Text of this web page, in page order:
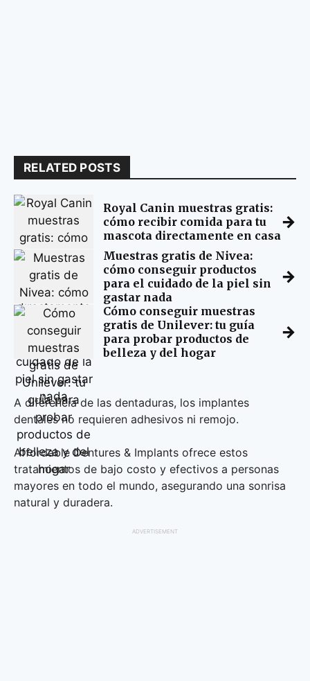
RELATED POSTS
Royal Canin muestras gratis:
cómo recibir comida para tu
mascota directamente en casa
→
Muestras gratis de Nivea:
cómo conseguir productos
para el cuidado de la piel sin
gastar nada
→
Cómo conseguir muestras
gratis de Unilever: tu guía
para probar productos de
belleza y del hogar
→
A diferencia de las dentaduras, los implantes
dentales no requieren adhesivos ni remojo.
Affordable Dentures & Implants ofrece estos
tratamientos de bajo costo y efectivos a personas
mayores en todo el mundo, asegurando una sonrisa
natural y duradera.
ADVERTISEMENT